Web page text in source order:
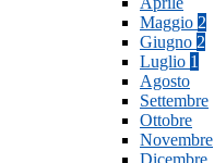
Maggio 2
Giugno 2
Luglio 1
Agosto
Settembre
Ottobre
Novembre